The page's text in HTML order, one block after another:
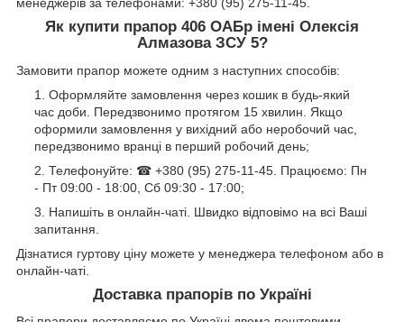
Як купити прапор 406 ОАБр імені Олексія
Алмазова ЗСУ 5?
Замовити прапор можете одним з наступних способів:
Оформляйте замовлення через кошик в будь-який
час доби. Передзвонимо протягом 15 хвилин. Якщо
оформили замовлення у вихідний або неробочий час,
передзвонимо вранці в перший робочий день;
Телефонуйте: ☎ +380 (95) 275-11-45. Працюємо: Пн
- Пт 09:00 - 18:00, Сб 09:30 - 17:00;
Напишіть в онлайн-чаті. Швидко відповімо на всі Ваші
запитання.
Дізнатися гуртову ціну можете у менеджера телефоном або в
онлайн-чаті.
Доставка прапорів по Україні